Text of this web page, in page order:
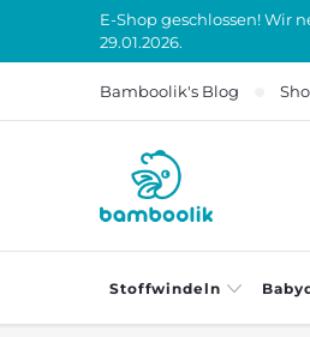
E-Shop geschlossen! Wir
29.01.2026.
Bamboolik's Blog
Stoffwindeln